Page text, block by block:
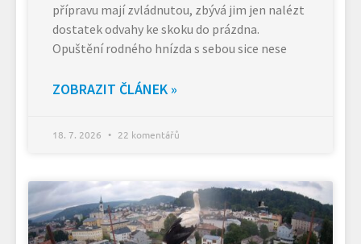
přípravu mají zvládnutou, zbývá jim jen nalézt
dostatek odvahy ke skoku do prázdna.
Opuštění rodného hnízda s sebou sice nese
ZOBRAZIT ČLÁNEK »
18. 7. 2026 22 komentářů